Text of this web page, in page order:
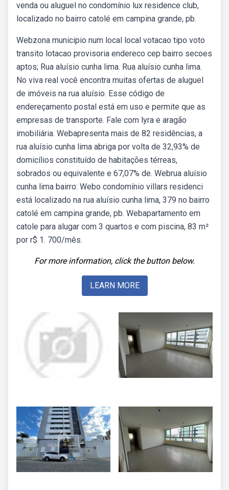
venda ou aluguel no condomínio lux residence club,
localizado no bairro catolé em campina grande, pb.
Webzona municipio num local local votacao tipo voto
transito lotacao provisoria endereco cep bairro secoes
aptos; Rua aluísio cunha lima. Rua aluísio cunha lima.
No viva real você encontra muitas ofertas de aluguel
de imóveis na rua aluísio. Esse código de
endereçamento postal está em uso e permite que as
empresas de transporte. Fale com lyra e aragão
imobiliária. Webapresenta mais de 82 residências, a
rua aluísio cunha lima abriga por volta de 32,93% de
domicílios constituído de habitações térreas,
sobrados ou equivalente e 67,07% de. Webrua aluísio
cunha lima bairro: Webo condomínio villars residenci
está localizado na rua aluísio cunha lima, 379 no bairro
catolé em campina grande, pb. Webapartamento em
catole para alugar com 3 quartos e com piscina, 83 m²
por r$ 1. 700/mês.
For more information, click the button below.
LEARN MORE